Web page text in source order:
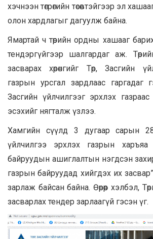
хэчнээн төгрөгийн төсөвтэйгээр эл
олон хардлагыг дагуулж байна.
Ямартай ч төрийн ордны хашааг
тендэргүйгээр шалгардаг аж.
засварах хөрөнгийг Төр, Засгийн
газрын урсгал зардлаас гаргадаг
Засгийн үйлчилгээг эрхлэх
эсэхийг нягталж үзлээ.
Хамгийн сүүлд 3 дугаар сарын
үйлчилгээ эрхлэх газрын харъяа
байруудын ашиглалтын нэгдсэн
газрын байруудад хийгдэх их
зарлаж байсан байна. Өөрөөр хэлбэл,
засварлах тендер зарлаагүй гэсэн үг.